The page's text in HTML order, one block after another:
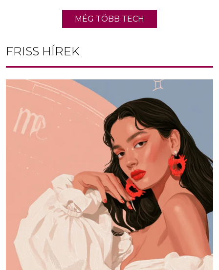
MÉG TÖBB TECH
FRISS HÍREK